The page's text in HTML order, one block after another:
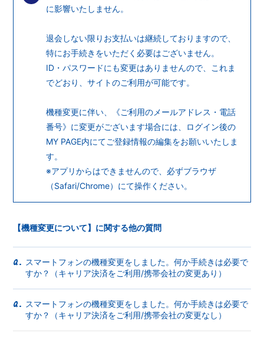
会員登録 ログイン
に影響いたしません。
退会しない限りお支払いは継続しておりますので、
特にお手続きをいただく必要はございません。
ID・パスワードにも変更はありませんので、これま
でどおり、サイトのご利用が可能です。
機種変更に伴い、《ご利用のメールアドレス・電話
番号》に変更がございます場合には、 ログイン後の
MY PAGE内にてご登録情報の編集をお願いいたしま
す。
※アプリからはできませんので、必ずブラウザ
（Safari/Chrome）にて操作ください。
【機種変更について】に関する他の質問
Q. スマートフォンの機種変更をしました。何か手続きは必要で
すか？（キャリア決済をご利用/携帯会社の変更あり）
Q. スマートフォンの機種変更をしました。何か手続きは必要で
すか？（キャリア決済をご利用/携帯会社の変更なし）